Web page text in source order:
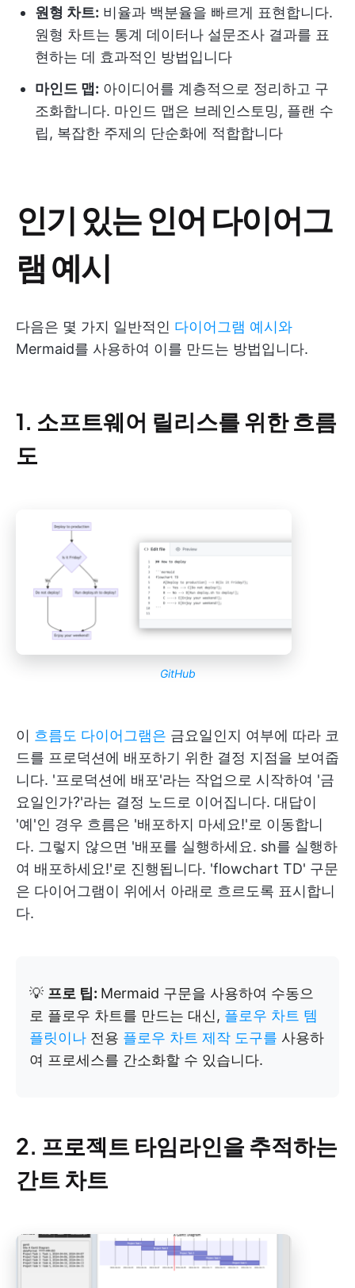
원형 차트: 비율과 백분율을 빠르게 표현합니다.
원형 차트는 통계 데이터나 설문조사 결과를 표
현하는 데 효과적인 방법입니다
마인드 맵: 아이디어를 계층적으로 정리하고 구
조화합니다. 마인드 맵은 브레인스토밍, 플랜 수
립, 복잡한 주제의 단순화에 적합합니다
인기 있는 인어 다이어그
램 예시
다음은 몇 가지 일반적인 다이어그램 예시와
Mermaid를 사용하여 이를 만드는 방법입니다.
1. 소프트웨어 릴리스를 위한 흐름
도
GitHub
이 흐름도 다이어그램은 금요일인지 여부에 따라 코
드를 프로덕션에 배포하기 위한 결정 지점을 보여줍
니다. '프로덕션에 배포'라는 작업으로 시작하여 '금
요일인가?'라는 결정 노드로 이어집니다. 대답이
'예'인 경우 흐름은 '배포하지 마세요!'로 이동합니
다. 그렇지 않으면 '배포를 실행하세요. sh를 실행하
여 배포하세요!'로 진행됩니다. 'flowchart TD' 구문
은 다이어그램이 위에서 아래로 흐르도록 표시합니
다.
💡 프로 팁: Mermaid 구문을 사용하여 수동으
로 플로우 차트를 만드는 대신, 플로우 차트 템
플릿이나 전용 플로우 차트 제작 도구를 사용하
여 프로세스를 간소화할 수 있습니다.
2. 프로젝트 타임라인을 추적하는
간트 차트